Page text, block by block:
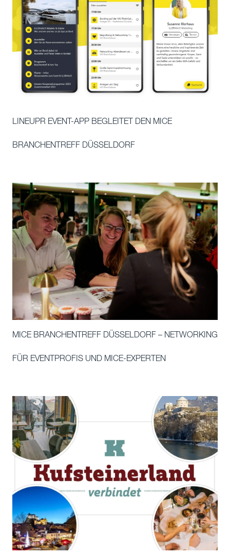
LINEUPR EVENT-APP BEGLEITET DEN MICE
BRANCHENTREFF DÜSSELDORF
MICE BRANCHENTREFF DÜSSELDORF – NETWORKING
FÜR EVENTPROFIS UND MICE-EXPERTEN